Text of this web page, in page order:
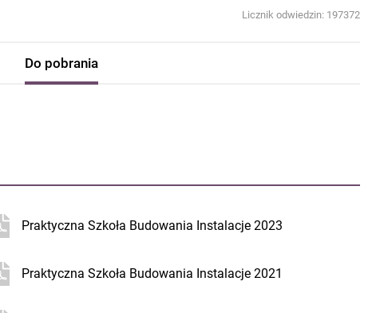
Licznik odwiedzin: 197372
Do pobrania
Praktyczna Szkoła Budowania Instalacje 2023
Praktyczna Szkoła Budowania Instalacje 2021